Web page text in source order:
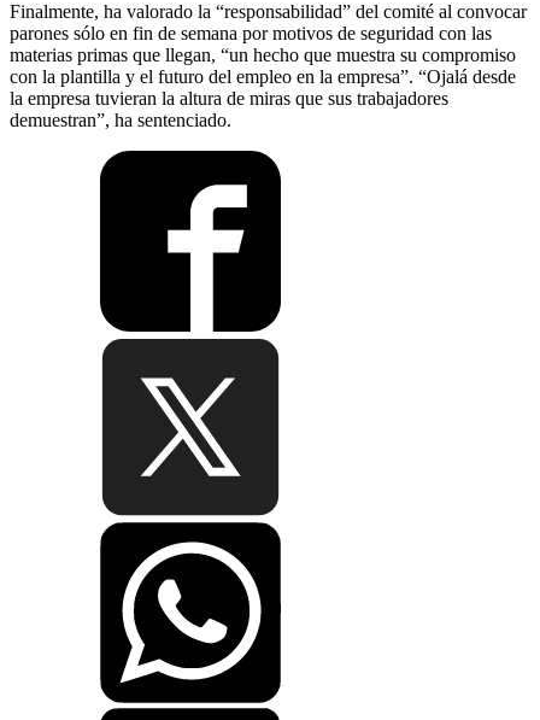
Finalmente, ha valorado la “responsabilidad” del comité al convocar
parones sólo en fin de semana por motivos de seguridad con las
materias primas que llegan, “un hecho que muestra su compromiso
con la plantilla y el futuro del empleo en la empresa”. “Ojalá desde
la empresa tuvieran la altura de miras que sus trabajadores
demuestran”, ha sentenciado.